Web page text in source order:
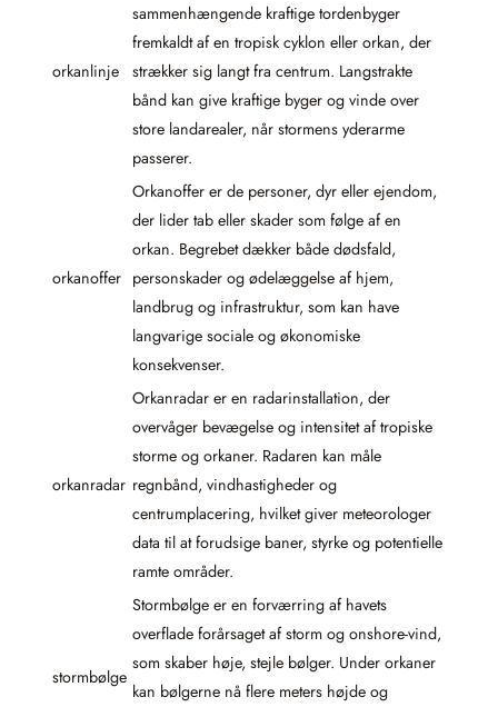
orkanlinje
sammenhængende kraftige tordenbyger
fremkaldt af en tropisk cyklon eller orkan, der
strækker sig langt fra centrum. Langstrakte
bånd kan give kraftige byger og vinde over
store landarealer, når stormens yderarme
passerer.
orkanoffer
Orkanoffer er de personer, dyr eller ejendom,
der lider tab eller skader som følge af en
orkan. Begrebet dækker både dødsfald,
personskader og ødelæggelse af hjem,
landbrug og infrastruktur, som kan have
langvarige sociale og økonomiske
konsekvenser.
orkanradar
Orkanradar er en radarinstallation, der
overvåger bevægelse og intensitet af tropiske
storme og orkaner. Radaren kan måle
regnbånd, vindhastigheder og
centrumplacering, hvilket giver meteorologer
data til at forudsige baner, styrke og potentielle
ramte områder.
stormbølge
Stormbølge er en forværring af havets
overflade forårsaget af storm og onshore-vind,
som skaber høje, stejle bølger. Under orkaner
kan bølgerne nå flere meters højde og